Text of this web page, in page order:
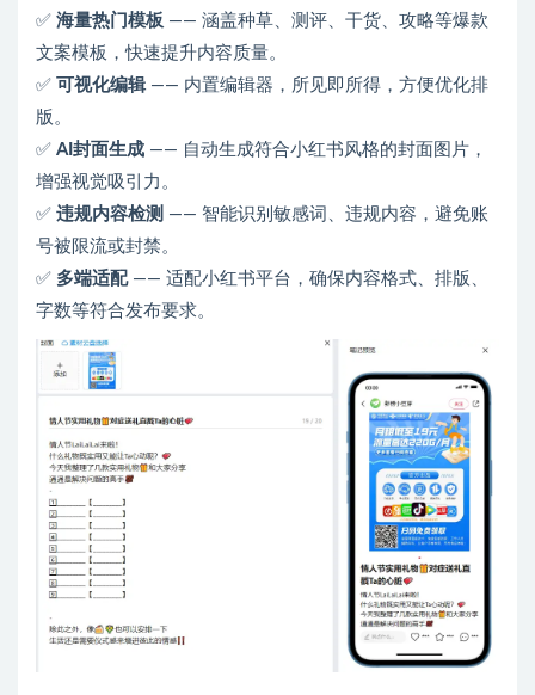
✅ 海量热门模板 —— 涵盖种草、测评、干货、攻略等爆款
文案模板，快速提升内容质量。
✅ 可视化编辑—— 内置编辑器，所见即所得，方便优化排
版。
✅ AI封面生成 —— 自动生成符合小红书风格的封面图片，
增强视觉吸引力。
✅ 违规内容检测 —— 智能识别敏感词、违规内容，避免账
号被限流或封禁。
✅ 多端适配—— 适配小红书平台，确保内容格式、排版、
字数等符合发布要求。